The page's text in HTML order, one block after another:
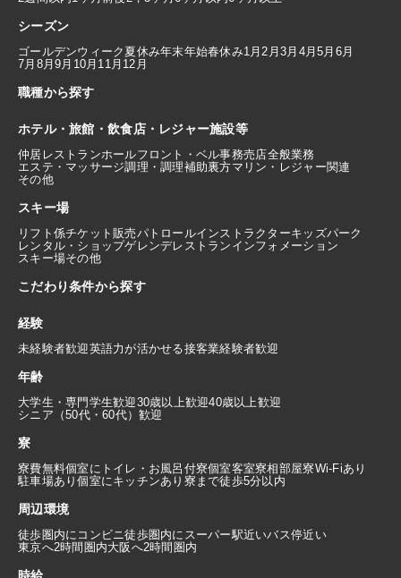
シーズン
ゴールデンウィーク 夏休み年末年始春休み1月 2月3月 4月5月 6月
7月 8月9月 10月 11月 12月
職種から探す
ホテル・旅館・飲食店・レジャー施設等
仲居 レストランホールフロント・ベル事務売店全般業務
エステ・マッサージ調理・調理補助裏方マリン・レジャー関連
その他
スキー場
リフト係チケット販売パトロールインストラクターキッズパーク
レンタル・ショップゲレンデレストラン インフォメーション
スキー場その他
こだわり条件から探す
経験
未経験者歓迎英語力が活かせる接客業経験者歓迎
年齢
大学生・専門学生歓迎30歳以上歓迎40歳以上歓迎
シニア（50代・60代）歓迎
寮
寮費無料個室にトイレ・お風呂付寮個室客室寮相部屋寮Wi-Fiあり
駐車場あり個室にキッチンあり 寮まで徒歩5分以内
周辺環境
徒歩圏内にコンビニ徒歩圏内にスーパー駅近いバス停近い
東京へ2時間圏内大阪へ2時間圏内
時給